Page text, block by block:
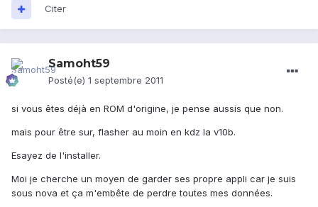
Citer
Samoht59
Posté(e) 1 septembre 2011
si vous êtes déjà en ROM d'origine, je pense aussis que non.
mais pour être sur, flasher au moin en kdz la v10b.
Esayez de l'installer.
Moi je cherche un moyen de garder ses propre appli car je suis
sous nova et ça m'embête de perdre toutes mes données.